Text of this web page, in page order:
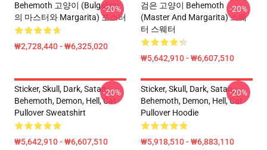
Behemoth 고양이 (Bulgakov
의 마스터와 Margarita) 포스터
₩2,728,440 - ₩6,325,020
-20%
검은 고양이 Behemoth
(Master And Margarita) 스웨
터 스웨터
₩5,642,910 - ₩6,607,510
-20%
Sticker, Skull, Dark, Satan,
Behemoth, Demon, Hell, Cat
Pullover Sweatshirt
₩5,642,910 - ₩6,607,510
-20%
Sticker, Skull, Dark, Satan,
Behemoth, Demon, Hell, Cat
Pullover Hoodie
₩5,918,510 - ₩6,883,110
-20%